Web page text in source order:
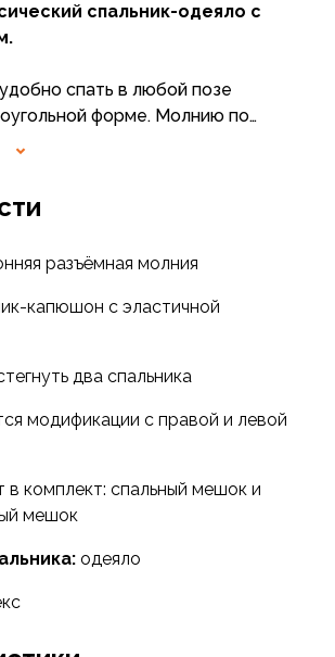
спальник-одеяло с
спать в любой позе
форме. Молнию по
расстегнуть полностью, после
разъёмная молния
капюшон с эластичной
два спальника
модификации с правой и левой
в комплект: спальный мешок и
мешок
одеяло